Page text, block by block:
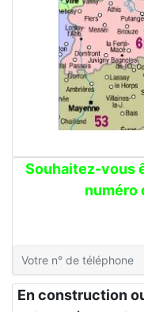
Souhaitez-vous
numéro
En construction